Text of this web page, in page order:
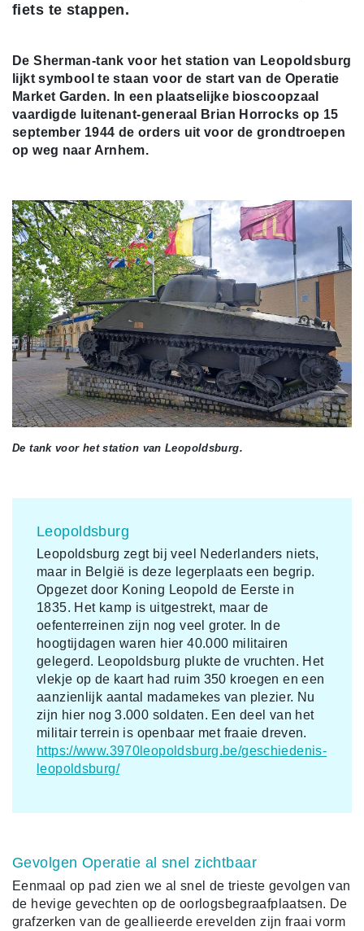
fiets te stappen.
De Sherman-tank voor het station van Leopoldsburg
lijkt symbool te staan voor de start van de Operatie
Market Garden. In een plaatselijke bioscoopzaal
vaardigde luitenant-generaal Brian Horrocks op 15
september 1944 de orders uit voor de grondtroepen
op weg naar Arnhem.
De tank voor het station van Leopoldsburg.
Leopoldsburg
Leopoldsburg zegt bij veel Nederlanders niets,
maar in België is deze legerplaats een begrip.
Opgezet door Koning Leopold de Eerste in
1835. Het kamp is uitgestrekt, maar de
oefenterreinen zijn nog veel groter. In de
hoogtijdagen waren hier 40.000 militairen
gelegerd. Leopoldsburg plukte de vruchten. Het
vlekje op de kaart had ruim 350 kroegen en een
aanzienlijk aantal madamekes van plezier. Nu
zijn hier nog 3.000 soldaten. Een deel van het
militair terrein is openbaar met fraaie dreven.
https://www.3970leopoldsburg.be/geschiedenis-
leopoldsburg/
Gevolgen Operatie al snel zichtbaar
Eenmaal op pad zien we al snel de trieste gevolgen van
de hevige gevechten op de oorlogsbegraafplaatsen. De
grafzerken van de geallieerde erevelden zijn fraai vorm